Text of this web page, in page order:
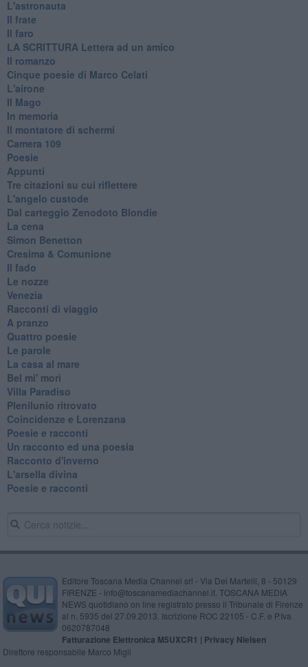
L'astronauta
Il frate
Il faro
​LA SCRITTURA Lettera ad un amico
Il romanzo
Cinque poesie di Marco Celati
L'airone
Il Mago
In memoria
Il montatore di schermi
Camera 109
Poesie
Appunti
Tre citazioni su cui riflettere
L'angelo custode
Dal carteggio Zenodoto Blondie
La cena
Simon Benetton
Cresima & Comunione
Il fado
Le nozze
Venezia
Racconti di viaggio
A pranzo
Quattro poesie
Le parole
La casa al mare
Bel mi' morì
Villa Paradiso
Plenilunio ritrovato
Coincidenze e Lorenzana
Poesie e racconti
Un racconto ed una poesia
Racconto d'inverno
​L'arsella divina
Poesie e racconti
Editore Toscana Media Channel srl - Via Dei Martelli, 8 - 50129
FIRENZE - info@toscanamediachannel.it. TOSCANA MEDIA
NEWS quotidiano on line registrato presso il Tribunale di Firenze
al n. 5935 del 27.09.2013. Iscrizione ROC 22105 - C.F. e P.Iva
0620787048
Fatturazione Elettronica M5UXCR1 | Privacy Nielsen
Direttore responsabile Marco Migli